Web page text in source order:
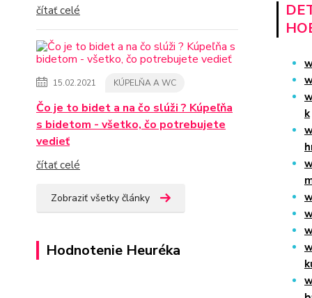
čítať celé
15.02.2021 KÚPELŇA A WC
Čo je to bidet a na čo slúži ? Kúpeľňa
s bidetom - všetko, čo potrebujete
vedieť
čítať celé
Zobraziť všetky články
Hodnotenie Heuréka
k